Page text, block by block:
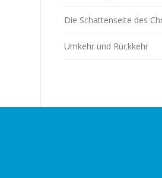
Die Schattenseite des
Umkehr und Rückkehr